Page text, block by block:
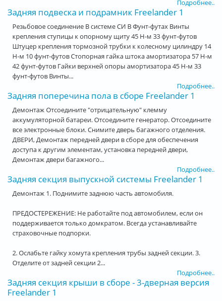
Подробнее..
Задняя подвеска и подрамник Freelander 1
Резьбовое соединение В системе СИ В Фунт-футах Винты
крепления ступицы к опорному щиту 45 Н-м 33 фунт-футов
Штуцер крепления тормозной трубки к колесному цилиндру 14
Н-м 10 фунт-футов Стопорная гайка штока амортизатора 57 Н-м
42 фунт-футов Гайки верхней опоры амортизатора 45 Н-м 33
фунт-футов Винты...
Подробнее..
Задняя поперечина пола в сборе Freelander 1
Демонтаж Отсоедините "отрицательную" клемму
аккумуляторной батареи. Отсоедините генератор. Отсоедините
все электронные блоки. Снимите дверь багажного отделения.
ДВЕРИ, Демонтаж передней двери в сборе для обеспечения
доступа к другим элементам, установка передней двери,
Демонтаж двери багажного...
Подробнее..
Задняя секция выпускной системы Freelander 1
Демонтаж 1. Поднимите заднюю часть автомобиля.
ПРЕДОСТЕРЕЖЕНИЕ: Не работайте под автомобилем, если он
поддерживается только домкратом. Всегда устанавливайте
страховочные подпорки.
2. Ослабьте гайку хомута крепления трубы задней секции. 3.
Отделите от задней секции 2...
Подробнее..
Задняя секция крыши в сборе - 3-дверная версия
Freelander 1